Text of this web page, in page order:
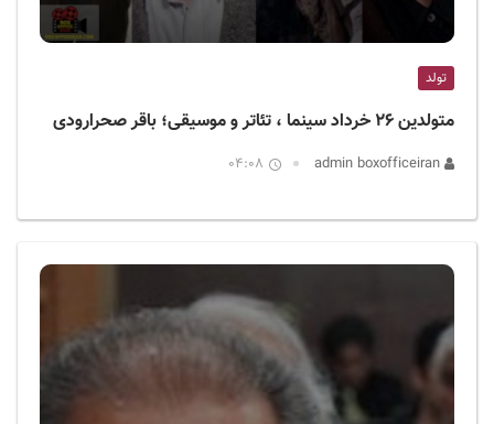
تولد
متولدین ۲۶ خرداد سینما ، تئاتر و موسیقی؛ باقر صحرارودی
04:08